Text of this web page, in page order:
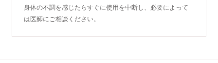
身体の不調を感じたらすぐに使用を中断し、必要によって
は医師にご相談ください。